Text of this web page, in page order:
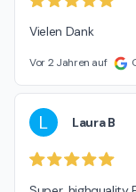
Vielen Dank
Vor 2 Jahren auf
L Laura B